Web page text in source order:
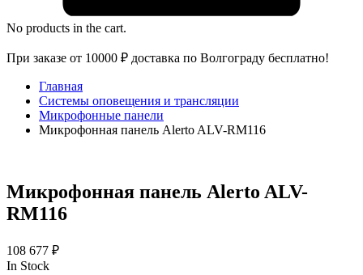
No products in the cart.
При заказе от 10000 ₽ доставка по Волгограду бесплатно!
Главная
Системы оповещения и трансляции
Микрофонные панели
Микрофонная панель Alerto ALV-RM116
Микрофонная панель Alerto ALV-
RM116
108 677 ₽
In Stock